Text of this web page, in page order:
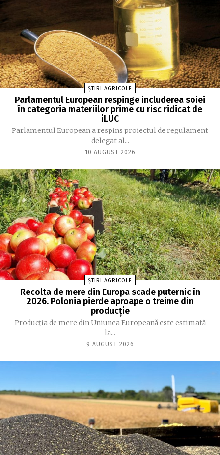
ȘTIRI AGRICOLE
Parlamentul European respinge includerea soiei
în categoria materiilor prime cu risc ridicat de
iLUC
Parlamentul European a respins proiectul de regulament
delegat al...
10 AUGUST 2026
ȘTIRI AGRICOLE
Recolta de mere din Europa scade puternic în
2026. Polonia pierde aproape o treime din
producție
Producția de mere din Uniunea Europeană este estimată
la...
9 AUGUST 2026